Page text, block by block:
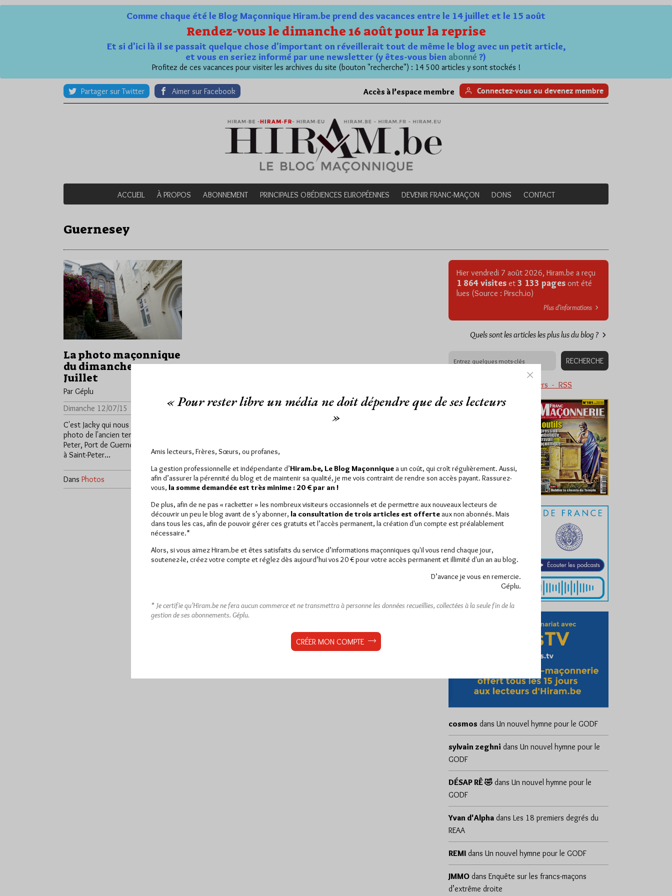
Comme chaque été le Blog Maçonnique Hiram.be prend des vacances entre le 14 juillet et le 15 août
Rendez-vous le dimanche 16 août pour la reprise
Et si d'ici là il se passait quelque chose d'important on réveillerait tout de même le blog avec un petit article,
et vous en seriez informé par une newsletter (y êtes-vous bien abonné ?)
Profitez de ces vacances pour visiter les archives du site (bouton "recherche") : 14 500 articles y sont stockés !
Partager sur Twitter Aimer sur Facebook Accès à l’espace membre Connectez-vous ou devenez membre
ACCUEIL À PROPOS ABONNEMENT PRINCIPALES OBÉDIENCES EUROPÉENNES DEVENIR FRANC-MAÇON DONS CONTACT
Guernesey
La photo maçonnique
du dimanche 12
Juillet
Par Géplu
Dimanche 12/07/15
Lu 2739 fois
C'est Jacky qui nous envoie cette
photo de l'ancien temple de Saint-
Peter, Port de Guernesey : En escale
à Saint-Peter…
Dans Photos 0 commentaire
Hier vendredi 7 août 2026, Hiram.be a reçu
1 864 visites et 3 133 pages ont été
lues (Source : Pirsch.io)
Plus d’informations
Quels sont les articles les plus lus du blog ?
Abonnement aux Newsletters - RSS
cosmos dans Un nouvel hymne pour le GODF
sylvain zeghni dans Un nouvel hymne pour le
GODF
DÉSAP RÊ 🤣 dans Un nouvel hymne pour le
GODF
Yvan d'Alpha dans Les 18 premiers degrés du
REAA
REMI dans Un nouvel hymne pour le GODF
JMMO dans Enquête sur les francs-maçons
d’extrême droite
« Pour rester libre un média ne doit dépendre que de ses lecteurs
»
Amis lecteurs, Frères, Sœurs, ou profanes,
La gestion professionnelle et indépendante d’Hiram.be, Le Blog Maçonnique a un coût, qui croît régulièrement. Aussi,
afin d’assurer la pérennité du blog et de maintenir sa qualité, je me vois contraint de rendre son accès payant. Rassurez-
vous, la somme demandée est très minime : 20 € par an !
De plus, afin de ne pas « racketter » les nombreux visiteurs occasionnels et de permettre aux nouveaux lecteurs de
découvrir un peu le blog avant de s’y abonner, la consultation de trois articles est offerte aux non abonnés. Mais
dans tous les cas, afin de pouvoir gérer ces gratuits et l’accès permanent, la création d'un compte est préalablement
nécessaire.*
Alors, si vous aimez Hiram.be et êtes satisfaits du service d’informations maçonniques qu'il vous rend chaque jour,
soutenez-le, créez votre compte et réglez dès aujourd’hui vos 20 € pour votre accès permanent et illimité d'un an au blog.
D’avance je vous en remercie.
Géplu.
* Je certifie qu’Hiram.be ne fera aucun commerce et ne transmettra à personne les données recueillies, collectées à la seule fin de la
gestion de ses abonnements. Géplu.
CRÉER MON COMPTE